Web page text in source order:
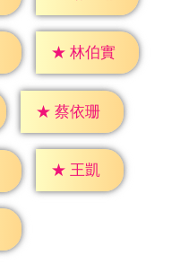
★ 林伯實
★ 蔡依珊
★ 王凱